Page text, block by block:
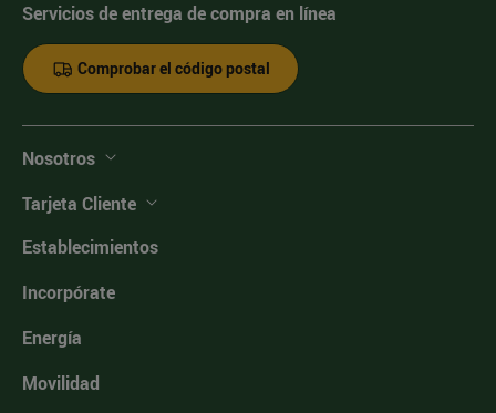
Servicios de entrega de compra en línea
Comprobar el código postal
Nosotros
Tarjeta Cliente
Establecimientos
Incorpórate
Energía
Movilidad